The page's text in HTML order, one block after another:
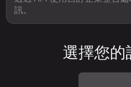
訊。
選擇您的